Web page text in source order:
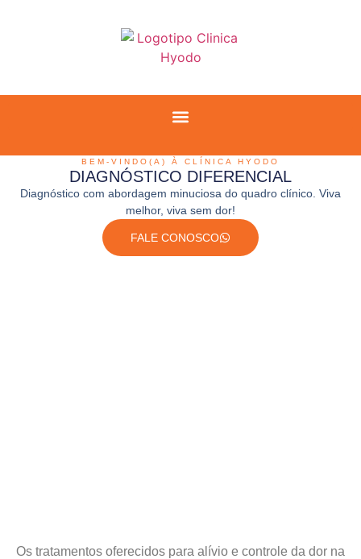
BEM-VINDO(A) À CLÍNICA HYODO
DIAGNÓSTICO DIFERENCIAL
Diagnóstico com abordagem minuciosa do quadro clínico. Viva
melhor, viva sem dor!
FALE CONOSCO
Os tratamentos oferecidos para alívio e controle da dor na